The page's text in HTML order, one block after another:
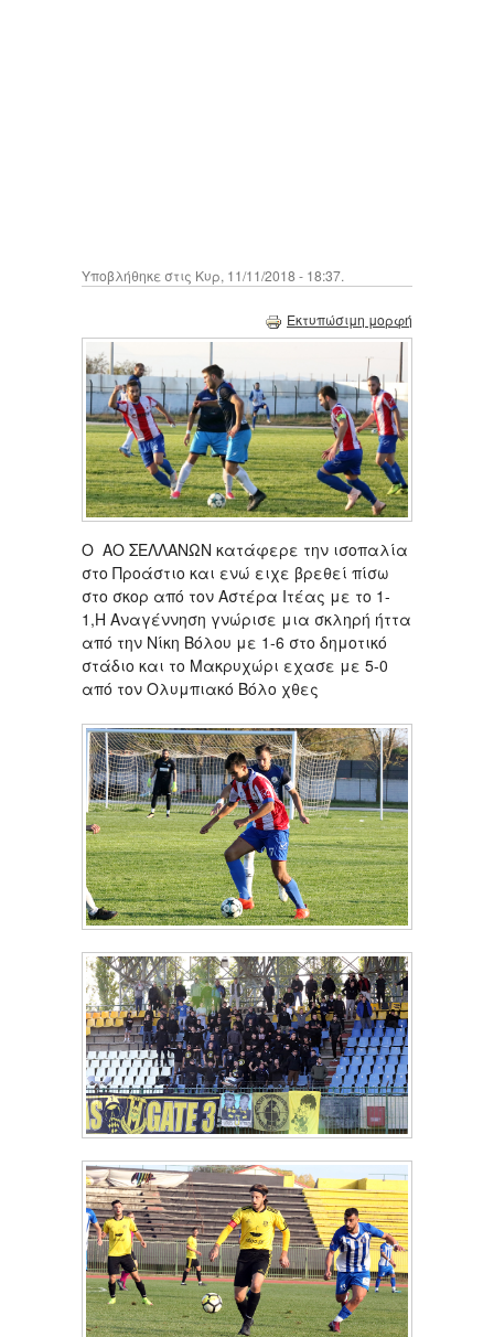
Υποβλήθηκε στις Κυρ, 11/11/2018 - 18:37.
Εκτυπώσιμη μορφή
Ο ΑΟ ΣΕΛΛΑΝΩΝ κατάφερε την ισοπαλία
στο Προάστιο και ενώ ειχε βρεθεί πίσω
στο σκορ από τον Αστέρα Ιτέας με το 1-
1,Η Αναγέννηση γνώρισε μια σκληρή ήττα
από την Νίκη Βόλου με 1-6 στο δημοτικό
στάδιο και το Μακρυχώρι εχασε με 5-0
από τον Ολυμπιακό Βόλο χθες